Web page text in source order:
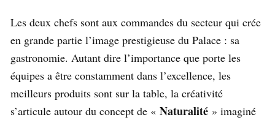
Les deux chefs sont aux commandes du secteur qui crée
en grande partie l’image prestigieuse du Palace : sa
gastronomie. Autant dire l’importance que porte les
équipes a être constamment dans l’excellence, les
meilleurs produits sont sur la table, la créativité
s’articule autour du concept de « Naturalité » imaginé